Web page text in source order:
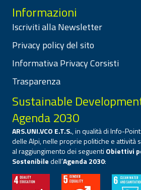
Informazioni
Iscriviti alla Newsletter
Privacy policy del sito
Informativa Privacy Corsisti
Trasparenza
Sustainable
Agenda 2030
ARS.UNI.VCO E.T.S., in qualità di Info-
delle Alpi, nelle proprie politiche e attività
al raggiungimento dei seguenti Obiettivi
Sostenibiledell’Agenda 2030: